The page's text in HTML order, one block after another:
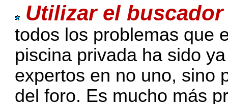
Utilizar el
todos los problemas que
piscina privada ha sido
expertos en no uno, sino
del foro. Es mucho más